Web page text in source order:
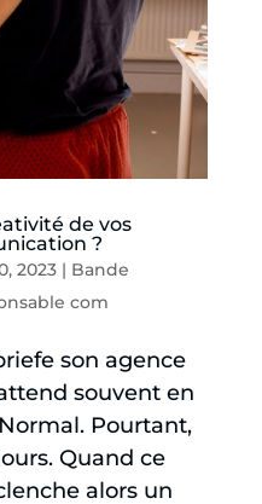
de vos
?
2023| Bande
com
son agence
souvent en
Pourtant,
Quand ce
alors un